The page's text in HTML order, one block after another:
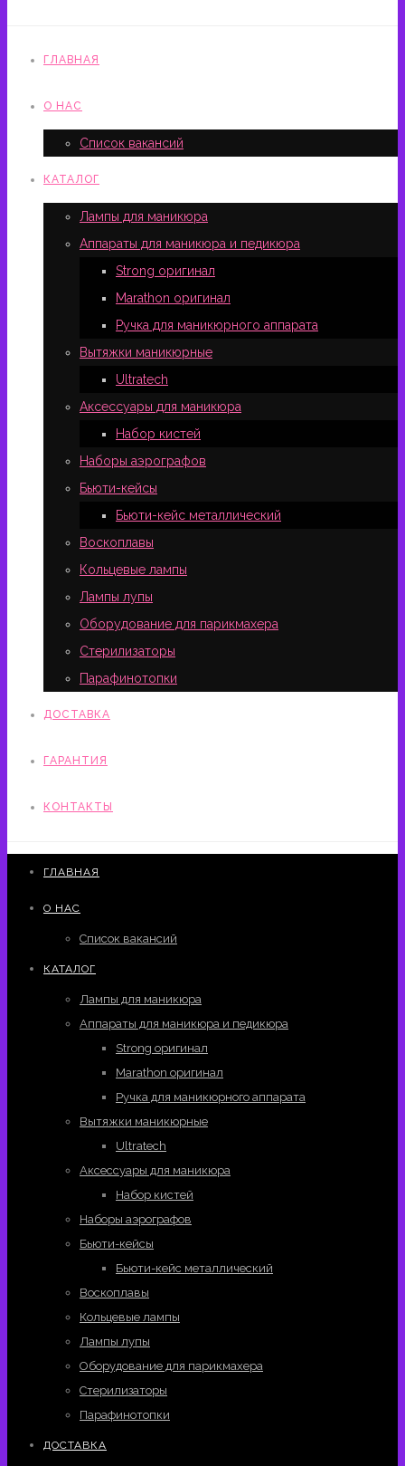
ГЛАВНАЯ
О НАС
Список вакансий
КАТАЛОГ
Лампы для маникюра
Аппараты для маникюра и педикюра
Strong оригинал
Marathon оригинал
Ручка для маникюрного аппарата
Вытяжки маникюрные
Ultratech
Аксессуары для маникюра
Набор кистей
Наборы аэрографов
Бьюти-кейсы
Бьюти-кейс металлический
Воскоплавы
Кольцевые лампы
Лампы лупы
Оборудование для парикмахера
Стерилизаторы
Парафинотопки
ДОСТАВКА
ГАРАНТИЯ
КОНТАКТЫ
ГЛАВНАЯ
О НАС
Список вакансий
КАТАЛОГ
Лампы для маникюра
Аппараты для маникюра и педикюра
Strong оригинал
Marathon оригинал
Ручка для маникюрного аппарата
Вытяжки маникюрные
Ultratech
Аксессуары для маникюра
Набор кистей
Наборы аэрографов
Бьюти-кейсы
Бьюти-кейс металлический
Воскоплавы
Кольцевые лампы
Лампы лупы
Оборудование для парикмахера
Стерилизаторы
Парафинотопки
ДОСТАВКА